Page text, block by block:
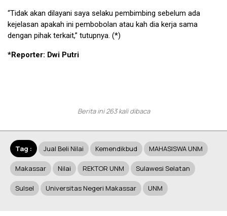
“Tidak akan dilayani saya selaku pembimbing sebelum ada
kejelasan apakah ini pembobolan atau kah dia kerja sama
dengan pihak terkait,” tutupnya. (*)
*Reporter: Dwi Putri
Berita ini 263 kali dibaca
Tag : Jual Beli Nilai Kemendikbud MAHASISWA UNM
Makassar Nilai REKTOR UNM Sulawesi Selatan
Sulsel Universitas Negeri Makassar UNM